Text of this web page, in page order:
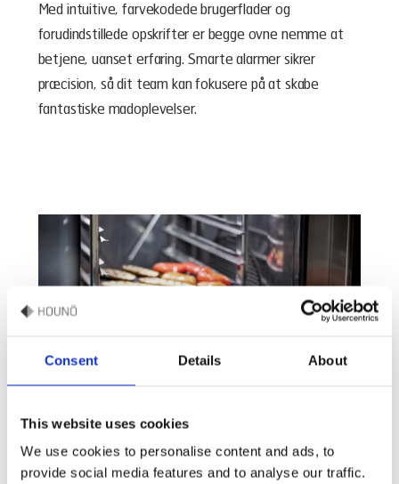
Consent Details About
This website uses cookies
We use cookies to personalise content and ads, to
provide social media features and to analyse our traffic.
Med intuitive, farvekodede brugerflader og
forudindstillede opskrifter er begge ovne nemme at
betjene, uanset erfaring. Smarte alarmer sikrer
præcision, så dit team kan fokusere på at skabe
fantastiske madoplevelser.